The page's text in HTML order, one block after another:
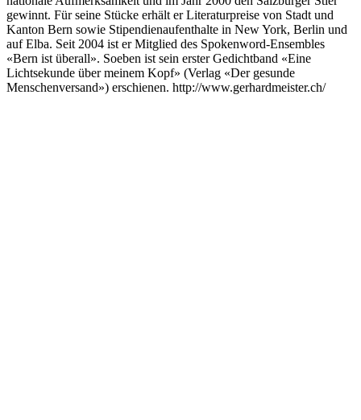
gewinnt. Für seine Stücke erhält er Literaturpreise von Stadt und
Kanton Bern sowie Stipendienaufenthalte in New York, Berlin und
auf Elba. Seit 2004 ist er Mitglied des Spokenword-Ensembles
«Bern ist überall». Soeben ist sein erster Gedichtband «Eine
Lichtsekunde über meinem Kopf» (Verlag «Der gesunde
Menschenversand») erschienen. http://www.gerhardmeister.ch/